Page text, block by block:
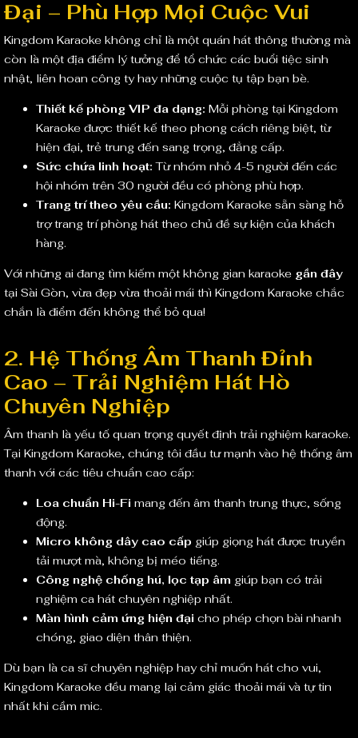
Đại – Phù Hợp Mọi Cuộc Vui
Kingdom Karaoke không chỉ là một quán hát thông thường mà
còn là một địa điểm lý tưởng để tổ chức các buổi tiệc sinh
nhật, liên hoan công ty hay những cuộc tụ tập bạn bè.
Thiết kế phòng VIP đa dạng: Mỗi phòng tại Kingdom
Karaoke được thiết kế theo phong cách riêng biệt, từ
hiện đại, trẻ trung đến sang trọng, đẳng cấp.
Sức chứa linh hoạt: Từ nhóm nhỏ 4-5 người đến các
hội nhóm trên 30 người đều có phòng phù hợp.
Trang trí theo yêu cầu: Kingdom Karaoke sẵn sàng hỗ
trợ trang trí phòng hát theo chủ đề sự kiện của khách
hàng.
Với những ai đang tìm kiếm một không gian karaoke gần đây
tại Sài Gòn, vừa đẹp vừa thoải mái thì Kingdom Karaoke chắc
chắn là điểm đến không thể bỏ qua!
2. Hệ Thống Âm Thanh Đỉnh
Cao – Trải Nghiệm Hát Hò
Chuyên Nghiệp
Âm thanh là yếu tố quan trọng quyết định trải nghiệm karaoke.
Tại Kingdom Karaoke, chúng tôi đầu tư mạnh vào hệ thống âm
thanh với các tiêu chuẩn cao cấp:
Loa chuẩn Hi-Fi mang đến âm thanh trung thực, sống
động.
Micro không dây cao cấp giúp giọng hát được truyền
tải mượt mà, không bị méo tiếng.
Công nghệ chống hú, lọc tạp âm giúp bạn có trải
nghiệm ca hát chuyên nghiệp nhất.
Màn hình cảm ứng hiện đại cho phép chọn bài nhanh
chóng, giao diện thân thiện.
Dù bạn là ca sĩ chuyên nghiệp hay chỉ muốn hát cho vui,
Kingdom Karaoke đều mang lại cảm giác thoải mái và tự tin
nhất khi cầm mic.